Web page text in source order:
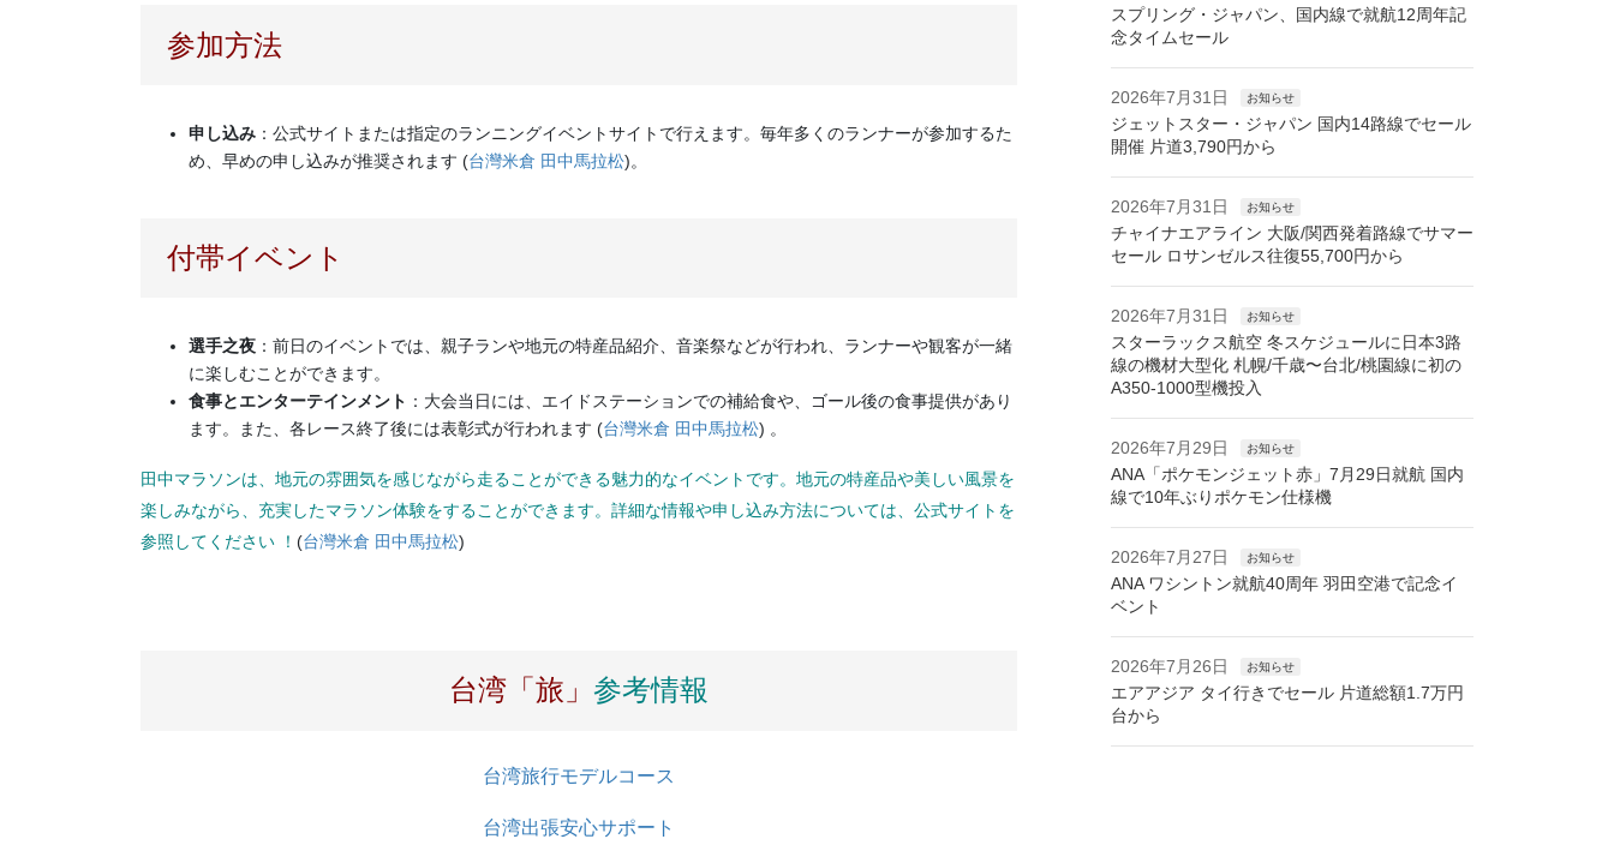
参加方法
申し込み ：公式サイトまたは指定のランニングイベントサイトで行えます。毎年多くのランナーが参加するた
め、早めの申し込みが推奨されます​ (台灣米倉 田中馬拉松)​。
付帯イベント
選手之夜 ：前日のイベントでは、親子ランや地元の特産品紹介、音楽祭などが行われ、ランナーや観客が一緒
に楽しむことができます。
食事とエンターテインメント ：大会当日には、エイドステーションでの補給食や、ゴール後の食事提供があり
ます。また、各レース終了後には表彰式が行われます​ (台灣米倉 田中馬拉松) ​​ 。
田中マラソンは、地元の雰囲気を感じながら走ることができる魅力的なイベントです。地元の特産品や美しい風景を
楽しみながら、充実したマラソン体験をすることができます。詳細な情報や申し込み方法については、公式サイトを
参照してください​ ！ (台灣米倉 田中馬拉松)
台湾「旅」 参考情報
台湾旅行モデルコース
台湾出張安心サポート
スプリング・ジャパン、国内線で就航12周年記
念タイムセール
2026年7月31日 お知らせ
ジェットスター・ジャパン 国内14路線でセール
開催 片道3,790円から
2026年7月31日 お知らせ
チャイナエアライン 大阪/関西発着路線でサマー
セール ロサンゼルス往復55,700円から
2026年7月31日 お知らせ
スターラックス航空 冬スケジュールに日本3路
線の機材大型化 札幌/千歳〜台北/桃園線に初の
A350-1000型機投入
2026年7月29日 お知らせ
ANA「ポケモンジェット赤」7月29日就航 国内
線で10年ぶりポケモン仕様機
2026年7月27日 お知らせ
ANA ワシントン就航40周年 羽田空港で記念イ
ベント
2026年7月26日 お知らせ
エアアジア タイ行きでセール 片道総額1.7万円
台から